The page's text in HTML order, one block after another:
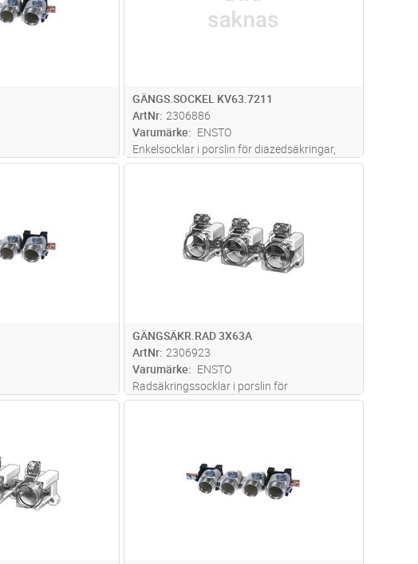
GÄNGS.SOCKEL KV63.7211
ArtNr 2306886
Varumärke
ENSTO
Enkelsocklar i porslin för diazedsäkringar,
storlekarna DII (max 25 A) och DIII (max
GÄNGSÄKR.RAD 3X63A
ArtNr 2306923
Varumärke
ENSTO
Radsäkringssocklar i porslin för
diazedsäkringar, storlek DIII max 63 A.